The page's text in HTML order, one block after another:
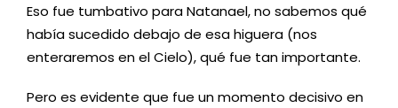
Eso fue tumbativo para Natanael, no sabemos qué
había sucedido debajo de esa higuera (nos
enteraremos en el Cielo), qué fue tan importante.
Pero es evidente que fue un momento decisivo en